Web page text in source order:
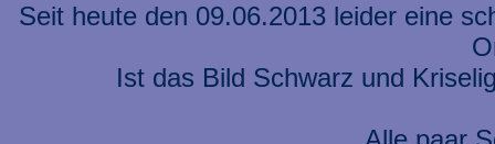
Seit heute den 09.06.2013 leider eine
Ist das Bild Schwarz und